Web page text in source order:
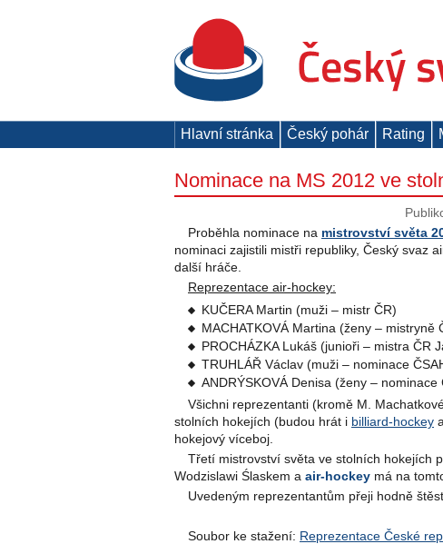
Hlavní stránka Český pohár Rating
Nominace na MS 2012 ve
Proběhla nominace na mistrovství světa
nominaci zajistili mistři republiky, Český svaz
další hráče.
Reprezentace air-hockey:
KUČERA Martin (muži – mistr ČR)
MACHATKOVÁ Martina (ženy – mistryně
PROCHÁZKA Lukáš (junioři – mistra ČR
TRUHLÁŘ Václav (muži – nominace
ANDRÝSKOVÁ Denisa (ženy – nominace
Všichni reprezentanti (kromě M.
stolních hokejích (budou hrát i billiard-hockey a
hokejový víceboj.
Třetí mistrovství světa ve stolních hokejích
Wodzislawi Ślaskem a air-hockey má na
Uvedeným reprezentantům přeji hodně
Soubor ke stažení: Reprezentace České